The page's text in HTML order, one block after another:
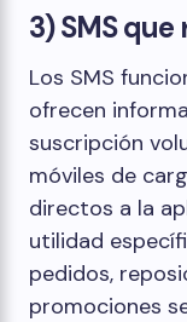
3) SMS
Los SMS
ofrecen
suscripción
móviles de
directos a la
utilidad
pedidos,
promociones